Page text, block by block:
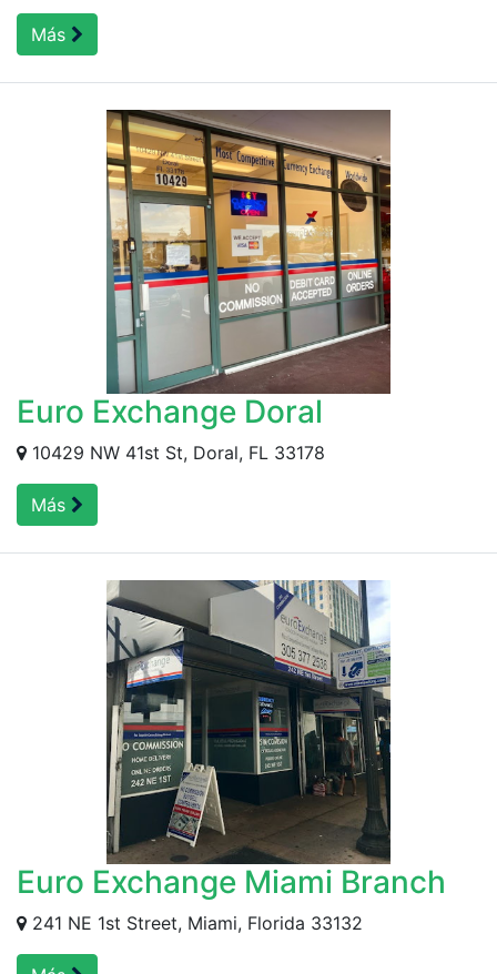
Más
Euro Exchange Doral
10429 NW 41st St, Doral, FL 33178
Más
Euro Exchange Miami Branch
241 NE 1st Street, Miami, Florida 33132